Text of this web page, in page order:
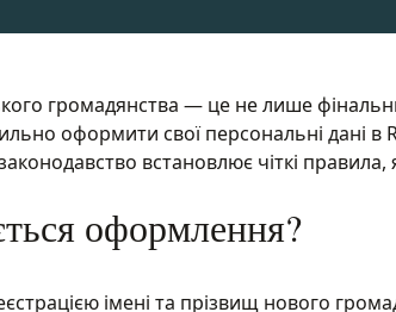
громадянства — це не лише
оформити свої персональні дані в
встановлює чіткі правила,
оформлення?
імені та прізвищ нового